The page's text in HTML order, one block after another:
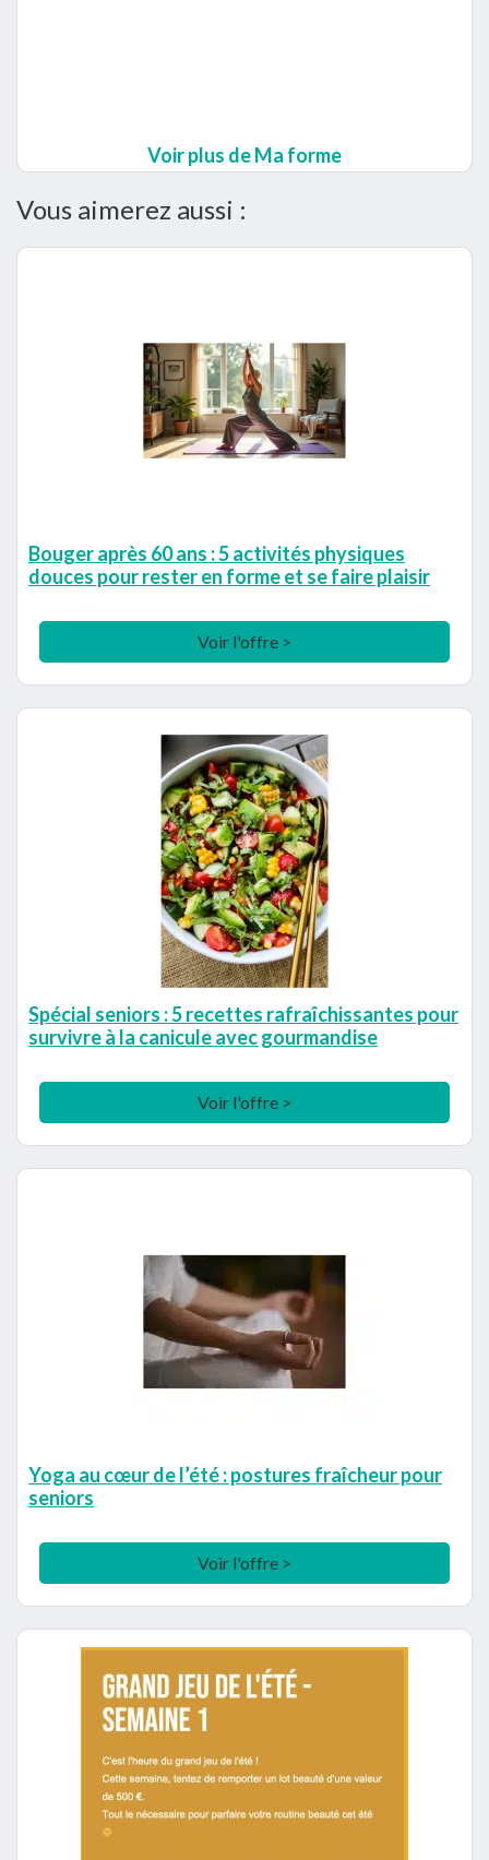
Voir plus de Ma forme
Vous aimerez aussi :
Bouger après 60 ans : 5 activités physiques
douces pour rester en forme et se faire plaisir
Voir l'offre >
Spécial seniors : 5 recettes rafraîchissantes pour
survivre à la canicule avec gourmandise
Voir l'offre >
Yoga au cœur de l’été : postures fraîcheur pour
seniors
Voir l'offre >